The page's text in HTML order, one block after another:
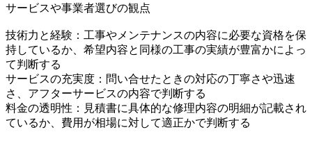
サービスや事業者選びの観点
技術力と経験：工事やメンテナンスの内容に必要な資格を保
持しているか、希望内容と同様の工事の実績が豊富かによっ
て判断する
サービスの充実度：問い合せたときの対応の丁寧さや迅速
さ、アフターサービスの内容で判断する
料金の透明性：見積書に具体的な修理内容の明細が記載され
ているか、費用が相場に対して適正かで判断する